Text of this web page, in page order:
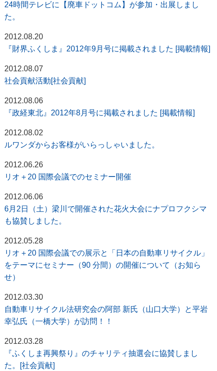
24時間テレビに【廃車ドットコム】が参加・出展しまし
た。
2012.08.20
『財界ふくしま』2012年9月号に掲載されました [掲載情報]
2012.08.07
社会貢献活動[社会貢献]
2012.08.06
『政経東北』2012年8月号に掲載されました [掲載情報]
2012.08.02
ルワンダからお客様がいらっしゃいました。
2012.06.26
リオ＋20 国際会議でのセミナー開催
2012.06.06
6月2日（土）梁川で開催された花火大会にナプロフクシマ
も協賛しました。
2012.05.28
リオ＋20 国際会議での展示と「日本の自動車リサイクル」
をテーマにセミナー（90 分間）の開催について（お知ら
せ）
2012.03.30
自動車リサイクル法研究会の阿部 新氏（山口大学）と平岩
幸弘氏（一橋大学）が訪問！！
2012.03.28
『ふくしま再興祭り』のチャリティ抽選会に協賛しまし
た。[社会貢献]